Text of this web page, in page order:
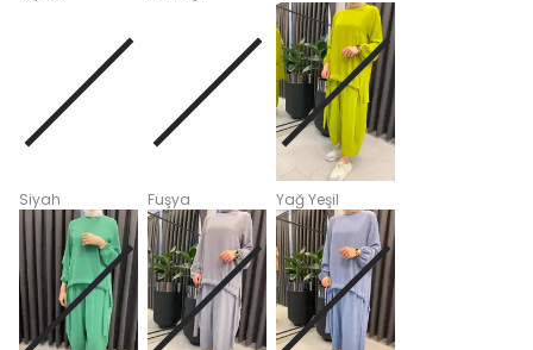
Siyah Fuşya Yağ Yeşil